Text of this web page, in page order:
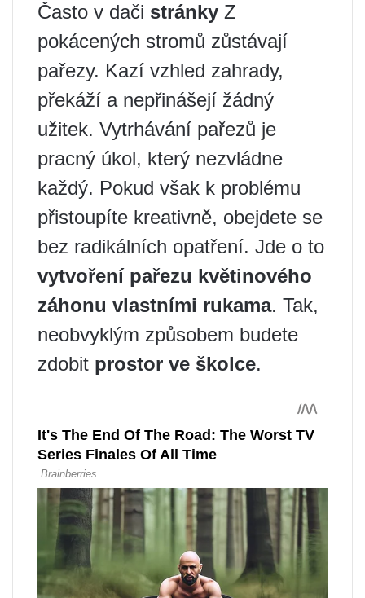
Často v dači stránky Z
pokácených stromů zůstávají
pařezy. Kazí vzhled zahrady,
překáží a nepřinášejí žádný
užitek. Vytrhávání pařezů je
pracný úkol, který nezvládne
každý. Pokud však k problému
přistoupíte kreativně, obejdete se
bez radikálních opatření. Jde o to
vytvoření pařezu květinového
záhonu vlastními rukama. Tak,
neobvyklým způsobem budete
zdobit prostor ve školce.